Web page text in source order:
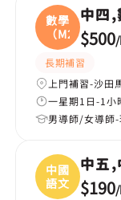
數學
（M2
中四
$500/
長期補習
上門補習-沙田
一星期1日-1小
男導師/女導師
中國
語文
中五,
$190/